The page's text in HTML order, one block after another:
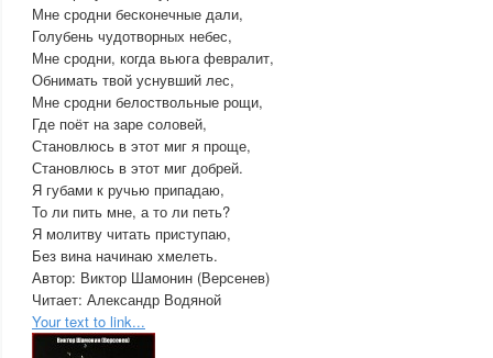
Мне сродни бесконечные дали,
Голубень чудотворных небес,
Мне сродни, когда вьюга февралит,
Обнимать твой уснувший лес,
Мне сродни белоствольные рощи,
Где поёт на заре соловей,
Становлюсь в этот миг я проще,
Становлюсь в этот миг добрей.
Я губами к ручью припадаю,
То ли пить мне, а то ли петь?
Я молитву читать приступаю,
Без вина начинаю хмелеть.
Автор: Виктор Шамонин (Версенев)
Читает: Александр Водяной
Your text to link...